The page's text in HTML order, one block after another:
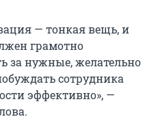
— тонкая вещь, и
грамотно
за нужные, желательно
сотрудника
эффективно», —